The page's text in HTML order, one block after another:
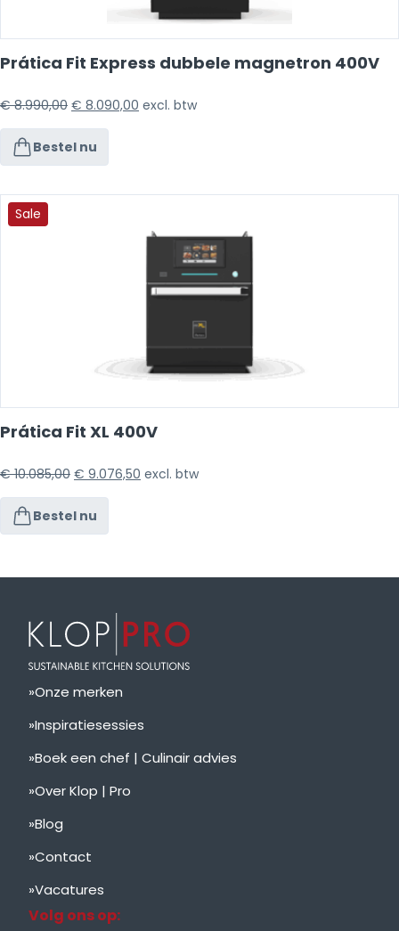
Prática Fit Express dubbele magnetron 400V
€8.990,00 € 8.090,00 excl. btw
Bestel nu
Sale
Prática Fit XL 400V
€10.085,00 € 9.076,50 excl. btw
Bestel nu
Onze merken
Inspiratiesessies
Boek een chef | Culinair advies
Over Klop | Pro
Blog
Contact
Vacatures
Volg ons op: